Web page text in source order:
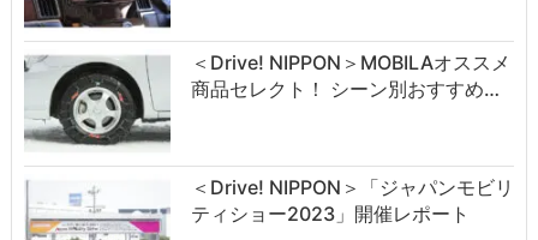
＜Drive! NIPPON＞MOBILAオススメ
商品セレクト！ シーン別おすすめ…
＜Drive! NIPPON＞「ジャパンモビリ
ティショー2023」開催レポート